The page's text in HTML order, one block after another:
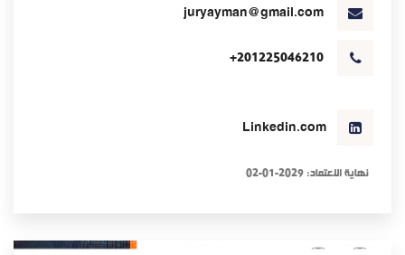
juryayman@gmail.com
+201225046210
Linkedin.com
نهاية الاعتماد: 2029-01-02